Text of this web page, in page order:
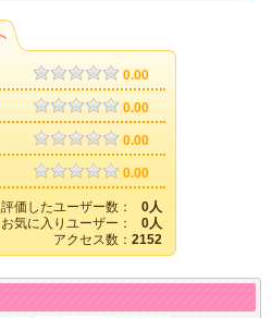
0.00
0.00
0.00
0.00
評価したユーザー数：
0人
お気に入りユーザー：
0人
アクセス数： 2152